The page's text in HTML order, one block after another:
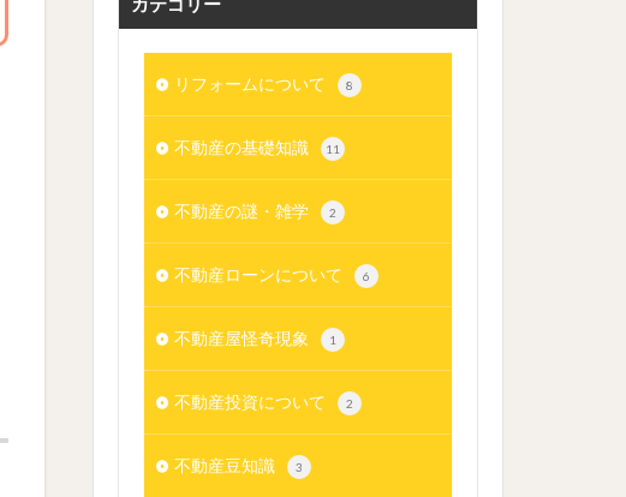
リフォームについて 8
不動産の基礎知識 11
不動産の謎・雑学 2
不動産ローンについて 6
不動産屋怪奇現象 1
不動産投資について 2
不動産豆知識 3